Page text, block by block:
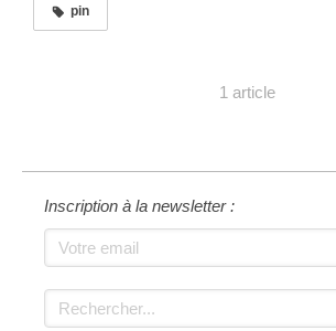
pin
1 article
Inscription à la newsletter :
Votre email
Rechercher